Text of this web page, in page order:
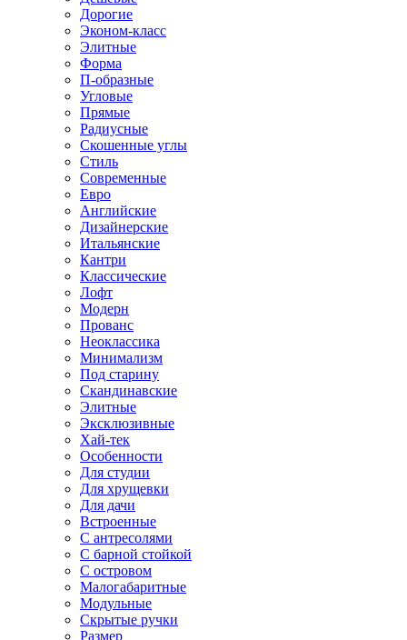
Дорогие
Эконом-класс
Элитные
Форма
П-образные
Угловые
Прямые
Радиусные
Скошенные углы
Стиль
Современные
Евро
Английские
Дизайнерские
Итальянские
Кантри
Классические
Лофт
Модерн
Прованс
Неоклассика
Минимализм
Под старину
Скандинавские
Элитные
Эксклюзивные
Хай-тек
Особенности
Для студии
Для хрущевки
Для дачи
Встроенные
С антресолями
С барной стойкой
С островом
Малогабаритные
Модульные
Скрытые ручки
Размер